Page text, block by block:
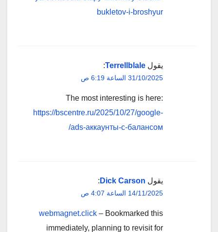
bukletov-i-broshyur
يقول Terrellblale
:
31/10/2025 الساعة 6:19 ص
The most interesting is here:
https://bscentre.ru/2025/10/27/google-
ads-аккаунты-с-балансом/
يقول Dick Carson
:
14/11/2025 الساعة 4:07 ص
webmagnet.click – Bookmarked this
immediately, planning to revisit for